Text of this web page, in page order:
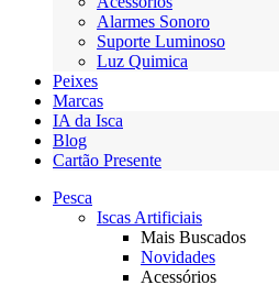
Alarmes Sonoro
Suporte Luminoso
Luz Quimica
Peixes
Marcas
IA da Isca
Blog
Cartão Presente
Pesca
Iscas Artificiais
Mais Buscados
Novidades
Acessórios